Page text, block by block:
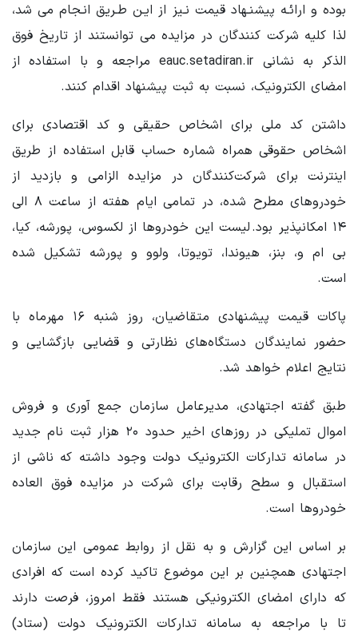
بوده و ارائـه پیشنـهاد قیمت نـیز از ایـن طـریق انـجام می شد،
لذا کلیه شرکت کنندگان در مزایده می توانستند از تاریخ فوق
الذکر به نشانی eauc.setadiran.ir مراجعه و با استفاده از
امضای الکترونیک، نسبت به ثبت پیشنهاد اقدام کنند.
داشتن کد ملی برای اشخاص حقیقی و کد اقتصادی برای
اشخاص حقوقی همراه شماره حساب قابل استفاده از طریق
اینترنت برای شرکت‌کنندگان در مزایده الزامی و بازدید از
خودروهای مطرح شده، در تمامی ایام هفته از ساعت ۸ الی
۱۴ امکانپذیر بود. لیست این خودروها از لکسوس، پورشه، کیا،
بی ام و، بنز، هیوندا، تویوتا، ولوو و پورشه تشکیل شده
است.
پاکات قیمت پیشنهادی متقاضیان، روز شنبه ۱۶ مهرماه با
حضور نمایندگان دستگاه‌های نظارتی و قضایی بازگشایی و
نتایج اعلام خواهد شد.
طبق گفته اجتهادی، مدیرعامل سازمان جمع آوری و فروش
اموال تملیکی در روزهای اخیر حدود ۲۰ هزار ثبت نام جدید
در سامانه تدارکات الکترونیک دولت وجود داشته که ناشی از
استقبال و سطح رقابت برای شرکت در مزایده فوق العاده
خودروها است.
بر اساس این گزارش و به نقل از روابط عمومی این سازمان
اجتهادی همچنین بر این موضوع تاکید کرده است که افرادی
که دارای امضای الکترونیکی هستند فقط امروز، فرصت دارند
تا با مراجعه به سامانه تدارکات الکترونیک دولت (ستاد)